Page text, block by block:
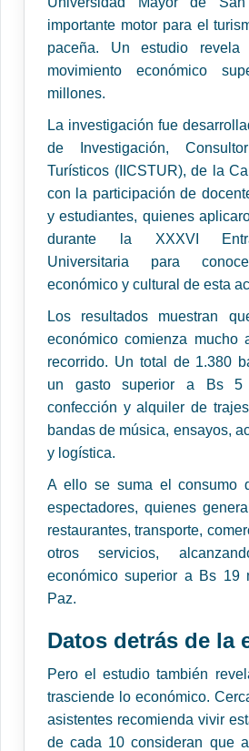
importante motor para el
paceña. Un estudio
movimiento económico
millones.
La investigación fue
de Investigación,
Turísticos (IICSTUR), de la
con la participación de
y estudiantes, quienes
durante la XXXVI
Universitaria para
económico y cultural de esta
Los resultados muestran
económico comienza mucho
recorrido. Un total de 1.380
un gasto superior a Bs 5
confección y alquiler de
bandas de música, ensayos,
y logística.
A ello se suma el consumo
espectadores, quienes
restaurantes, transporte,
otros servicios,
económico superior a Bs 19
Paz.
Datos detrás de la
Pero el estudio también
trasciende lo económico.
asistentes recomienda vivir
de cada 10 consideran que